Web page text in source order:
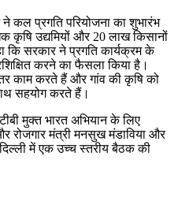
ने कल प्रगति परियोजना का शुभारंभ
कृषि उद्यमियों और 20 लाख किसानों
कि सरकार ने प्रगति कार्यक्रम के
करने का फैसला किया है।
काम करते हैं और गांव की कृषि को
सहयोग करते हैं।
मुक्त भारत अभियान के लिए
मंत्री मनसुख मंडाविया और
में एक उच्च स्तरीय बैठक की